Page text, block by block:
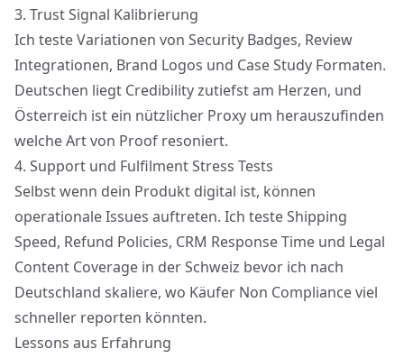
3. Trust Signal Kalibrierung
Ich teste Variationen von Security Badges, Review
Integrationen, Brand Logos und Case Study Formaten.
Deutschen liegt Credibility zutiefst am Herzen, und
Österreich ist ein nützlicher Proxy um herauszufinden
welche Art von Proof resoniert.
4. Support und Fulfilment Stress Tests
Selbst wenn dein Produkt digital ist, können
operationale Issues auftreten. Ich teste Shipping
Speed, Refund Policies, CRM Response Time und Legal
Content Coverage in der Schweiz bevor ich nach
Deutschland skaliere, wo Käufer Non Compliance viel
schneller reporten könnten.
Lessons aus Erfahrung